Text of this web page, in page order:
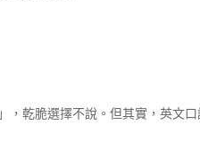
，乾脆選擇不說。但其實，英文